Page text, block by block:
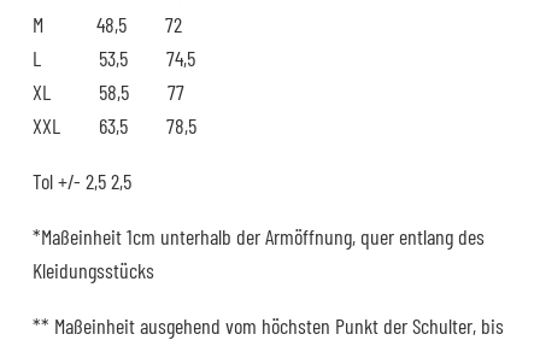
M 48,5 72
L 53,5 74,5
XL 58,5 77
XXL 63,5 78,5
Tol +/- 2,5 2,5
*Maßeinheit 1cm unterhalb der Armöffnung, quer entlang des
Kleidungsstücks
** Maßeinheit ausgehend vom höchsten Punkt der Schulter, bis